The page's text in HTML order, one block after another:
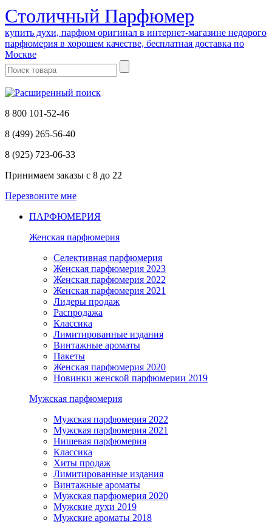
Cтоличный Парфюмер
купить духи, парфюм оригинал в интернет-магазине недорого
парфюмерия в хорошем качестве, бесплатная доставка по
Москве
8 800 101-52-46
8 (499) 265-56-40
8 (925) 723-06-33
Принимаем заказы с 8 до 22
Перезвоните мне
ПАРФЮМЕРИЯ
Женская парфюмерия
Селективная парфюмерия
Женская парфюмерия 2023
Женская парфюмерия 2022
Женская парфюмерия 2021
Лидеры продаж
Распродажа
Классика
Лимитированные издания
Винтажные ароматы
Пакеты
Женская парфюмерия 2020
Новинки женской парфюмерии 2019
Мужская парфюмерия
Мужская парфюмерия 2022
Мужская парфюмерия 2021
Нишевая парфюмерия
Классика
Хиты продаж
Лимитированные издания
Винтажные ароматы
Мужская парфюмерия 2020
Мужские духи 2019
Мужские ароматы 2018